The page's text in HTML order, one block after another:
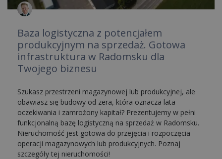
Baza logistyczna z potencjałem
produkcyjnym na sprzedaż. Gotowa
infrastruktura w Radomsku dla
Twojego biznesu
Szukasz przestrzeni magazynowej lub produkcyjnej, ale
obawiasz się budowy od zera, która oznacza lata
oczekiwania i zamrożony kapitał? Prezentujemy w pełni
funkcjonalną bazę logistyczną na sprzedaż w Radomsku.
Nieruchomość jest gotowa do przejęcia i rozpoczęcia
operacji magazynowych lub produkcyjnych. Poznaj
szczegóły tej nieruchomości!